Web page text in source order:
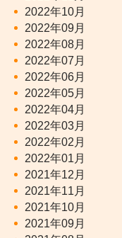
2022年10月
2022年09月
2022年08月
2022年07月
2022年06月
2022年05月
2022年04月
2022年03月
2022年02月
2022年01月
2021年12月
2021年11月
2021年10月
2021年09月